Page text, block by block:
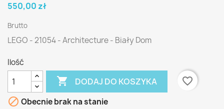
550,00 zł
Brutto
LEGO - 21054 - Architecture - Biały Dom
Ilość
 DODAJ DO KOSZYKA
favorite_border
 Obecnie brak na stanie